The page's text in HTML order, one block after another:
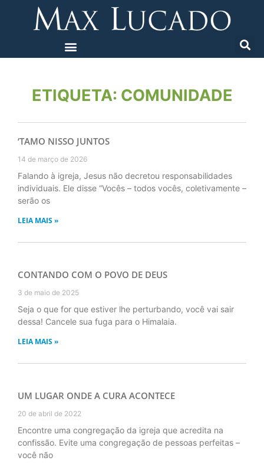
ETIQUETA: COMUNIDADE
‘TAMO NISSO JUNTOS
14 de março de 2026
Falando à igreja, Jesus não decretou responsabilidades
individuais. Ele disse “Vocês – todos vocês, coletivamente –
serão os
LEIA MAIS »
CONTANDO COM O POVO DE DEUS
3 de maio de 2025
Seja o que for que estiver lhe perturbando, você vai sair
dessa! Cancele sua fuga para o Himalaia.
LEIA MAIS »
UM LUGAR ONDE A CURA ACONTECE
20 de abril de 2022
Encontre uma congregação da igreja que acredita na
confissão. Evite uma congregação de pessoas perfeitas –
você não